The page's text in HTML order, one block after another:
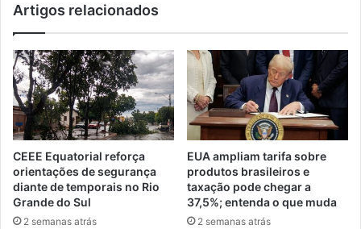
Artigos relacionados
CEEE Equatorial reforça
orientações de segurança
diante de temporais no Rio
Grande do Sul
2 semanas atrás
EUA ampliam tarifa sobre
produtos brasileiros e
taxação pode chegar a
37,5%; entenda o que muda
2 semanas atrás